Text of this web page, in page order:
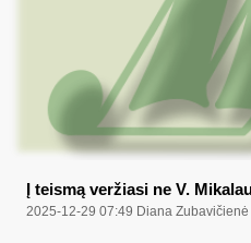
Į teismą veržiasi ne V.
2025-12-29 07:49 Diana Zubavičienė